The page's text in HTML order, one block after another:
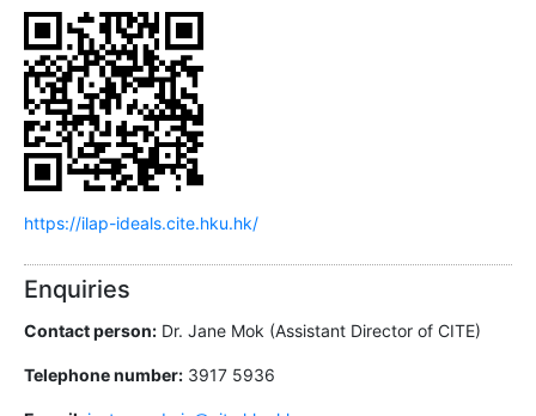
https://ilap-ideals.cite.hku.hk/
Enquiries
Contact person: Dr. Jane Mok (Assistant Director of CITE)
Telephone number: 3917 5936